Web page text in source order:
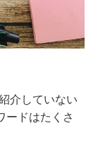
介していない
ードはたくさ